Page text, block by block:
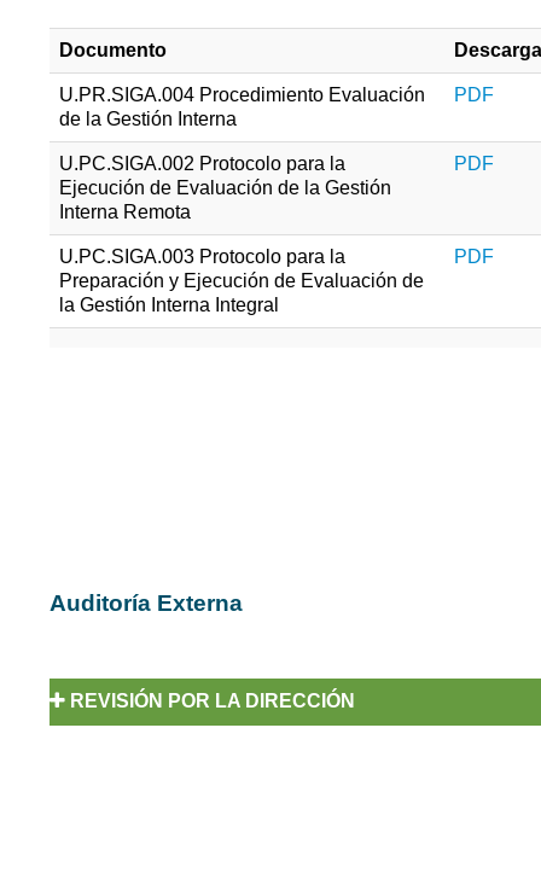
Documento Descarga
U.PR.SIGA.004 Procedimiento Evaluación
de la Gestión Interna
PDF
U.PC.SIGA.002 Protocolo para la
Ejecución de Evaluación de la Gestión
Interna Remota
PDF
U.PC.SIGA.003 Protocolo para la
Preparación y Ejecución de Evaluación de
la Gestión Interna Integral
PDF
Auditoría Externa
REVISIÓN POR LA DIRECCIÓN